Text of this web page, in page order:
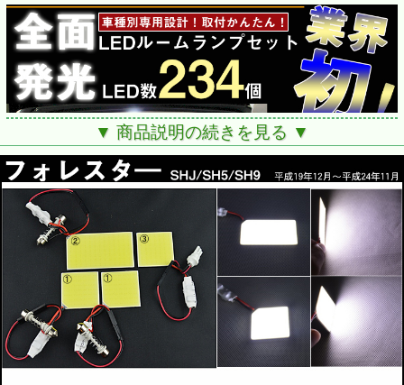
■スバル フォレスター
■適合：SHJ/SH5/SH9
■年式:H19/12-H24/11
■新世代全面発光型LED登場
LEDを点ではなく、面で光らせます！
▼ 商品説明の続きを見る ▼